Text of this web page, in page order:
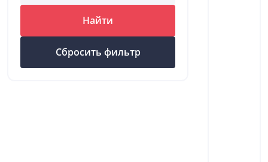
Найти
Сбросить фильтр